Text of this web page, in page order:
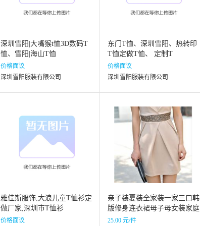
深圳雪阳|大嘴猴t恤3D数码T
恤、雪阳|海山T恤
价格面议
深圳雪阳服装有限公司
东门T恤、深圳雪阳、热转印
T恤定做T恤、 定制T
价格面议
深圳雪阳服装有限公司
雅佳斯服饰,大浪儿童T恤衫定
做厂家,深圳市T恤衫
价格面议
亲子装夏装全家装一家三口韩
版修身连衣裙母子母女装家庭
装
25.00 元/件